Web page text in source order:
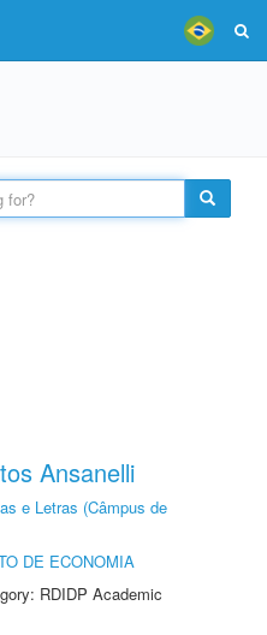
Ansanelli
e Letras (Câmpus de
DE ECONOMIA
RDIDP Academic